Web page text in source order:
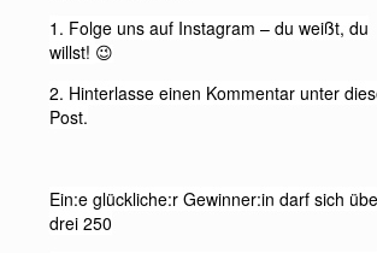
1. Folge uns auf Instagram – du weißt, du
willst! 😉
2. Hinterlasse einen Kommentar unter
Post.
Ein:e glückliche:r Gewinner:in darf sich
drei 250